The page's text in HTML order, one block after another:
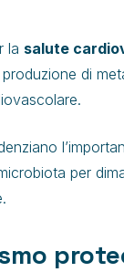
la salute
di
per